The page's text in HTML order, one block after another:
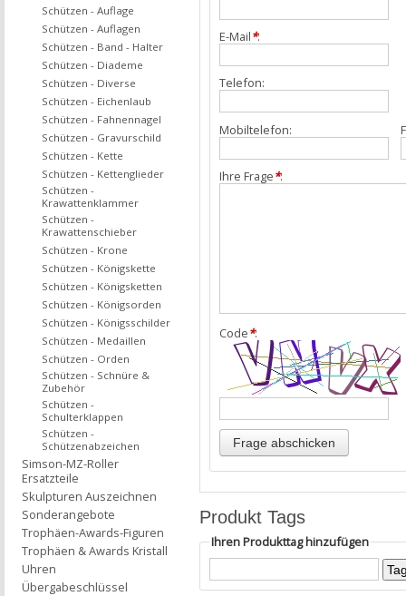
E-Mail*:
Telefon:
Mobiltelefon:
Ihre Frage*:
Code*:
Produkt Tags
Ihren Produkttag hinzufügen
Schützen - Auflage
Schützen - Auflagen
Schützen - Band - Halter
Schützen - Diademe
Schützen - Diverse
Schützen - Eichenlaub
Schützen - Fahnennagel
Schützen - Gravurschild
Schützen - Kette
Schützen - Kettenglieder
Schützen -
Krawattenklammer
Schützen -
Krawattenschieber
Schützen - Krone
Schützen - Königskette
Schützen - Königsketten
Schützen - Königsorden
Schützen - Königsschilder
Schützen - Medaillen
Schützen - Orden
Schützen - Schnüre &
Zubehör
Schützen -
Schulterklappen
Schützen -
Schützenabzeichen
Simson-MZ-Roller
Ersatzteile
Skulpturen Auszeichnen
Sonderangebote
Trophäen-Awards-Figuren
Trophäen & Awards Kristall
Uhren
Übergabeschlüssel